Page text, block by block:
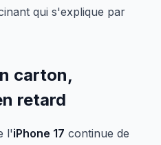
qui s'explique par
carton,
retard
l'iPhone 17 continue de